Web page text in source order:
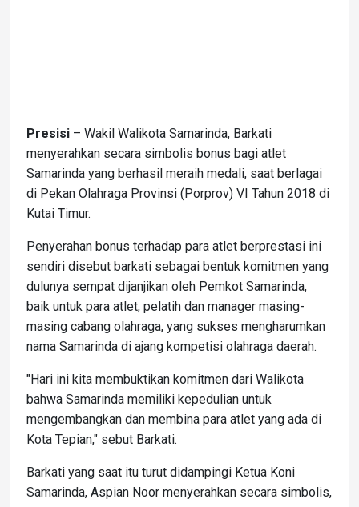
Presisi – Wakil Walikota Samarinda, Barkati
menyerahkan secara simbolis bonus bagi atlet
Samarinda yang berhasil meraih medali, saat berlagai
di Pekan Olahraga Provinsi (Porprov) VI Tahun 2018 di
Kutai Timur.
Penyerahan bonus terhadap para atlet berprestasi ini
sendiri disebut barkati sebagai bentuk komitmen yang
dulunya sempat dijanjikan oleh Pemkot Samarinda,
baik untuk para atlet, pelatih dan manager masing-
masing cabang olahraga, yang sukses mengharumkan
nama Samarinda di ajang kompetisi olahraga daerah.
"Hari ini kita membuktikan komitmen dari Walikota
bahwa Samarinda memiliki kepedulian untuk
mengembangkan dan membina para atlet yang ada di
Kota Tepian," sebut Barkati.
Barkati yang saat itu turut didampingi Ketua Koni
Samarinda, Aspian Noor menyerahkan secara simbolis,